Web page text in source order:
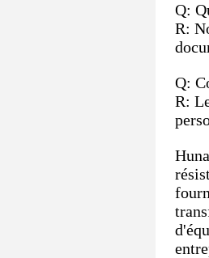
Q:
R:
Q:
R: